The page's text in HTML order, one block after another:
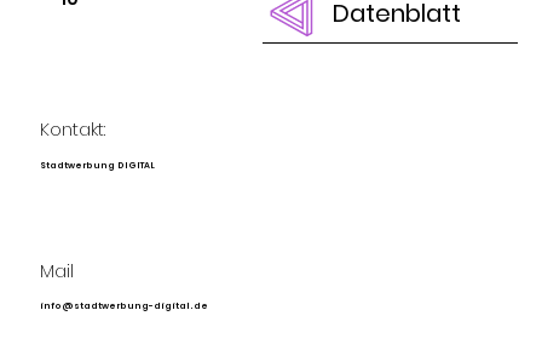
Datenblatt
Kontakt:
Stadtwerbung DIGITAL
Mail
info@stadtwerbung-digital.de